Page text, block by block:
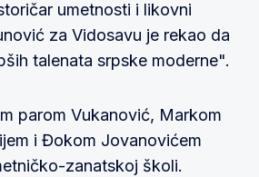
umetnosti i likovni
za Vidosavu je rekao da
talenata srpske moderne".
parom Vukanović, Markom
i Đokom Jovanovićem
zanatskoj školi.